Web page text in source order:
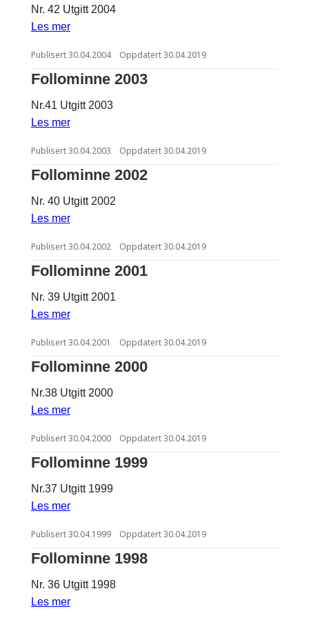
Nr. 42 Utgitt 2004
Les mer
Publisert30.04.2004 Oppdatert30.04.2019
Follominne 2003
Nr.41 Utgitt 2003
Les mer
Publisert30.04.2003 Oppdatert30.04.2019
Follominne 2002
Nr. 40 Utgitt 2002
Les mer
Publisert30.04.2002 Oppdatert30.04.2019
Follominne 2001
Nr. 39 Utgitt 2001
Les mer
Publisert30.04.2001 Oppdatert30.04.2019
Follominne 2000
Nr.38 Utgitt 2000
Les mer
Publisert30.04.2000 Oppdatert30.04.2019
Follominne 1999
Nr.37 Utgitt 1999
Les mer
Publisert30.04.1999 Oppdatert30.04.2019
Follominne 1998
Nr. 36 Utgitt 1998
Les mer